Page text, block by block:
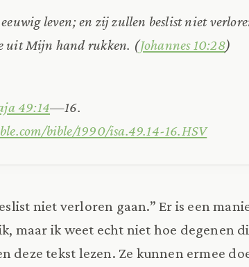
leven; en zij zullen beslist niet
uit Mijn hand rukken. (Johannes 10:28)
49:14—16.
bible/1990/isa.49.14-16.HSV
niet verloren gaan.” Er is een
maar ik weet echt niet hoe degenen
deze tekst lezen. Ze kunnen ermee